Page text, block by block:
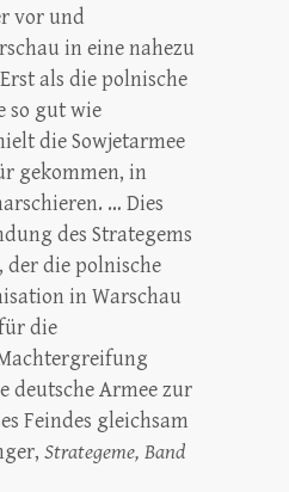
vor und
in eine nahezu
als die polnische
so gut wie
die Sowjetarmee
gekommen, in
… Dies
des Strategems
der die polnische
in Warschau
die
deutsche Armee zur
Feindes gleichsam
Strategeme, Band